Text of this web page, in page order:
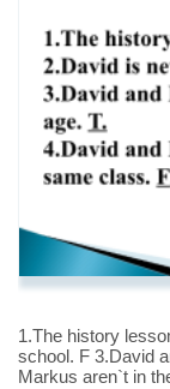
1.The history
school. F 3.David
Markus aren`t in